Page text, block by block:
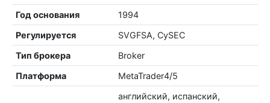
Год основания
1994
Регулируется
SVGFSA, CySEC
Тип брокера
Broker
Платформа
MetaTrader4/5
английский, испанский,